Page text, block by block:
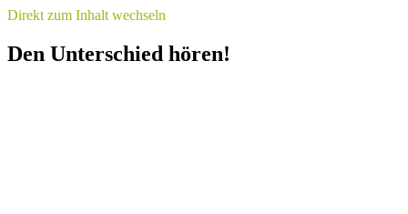
Direkt zum Inhalt wechseln
Den Unterschied hören!